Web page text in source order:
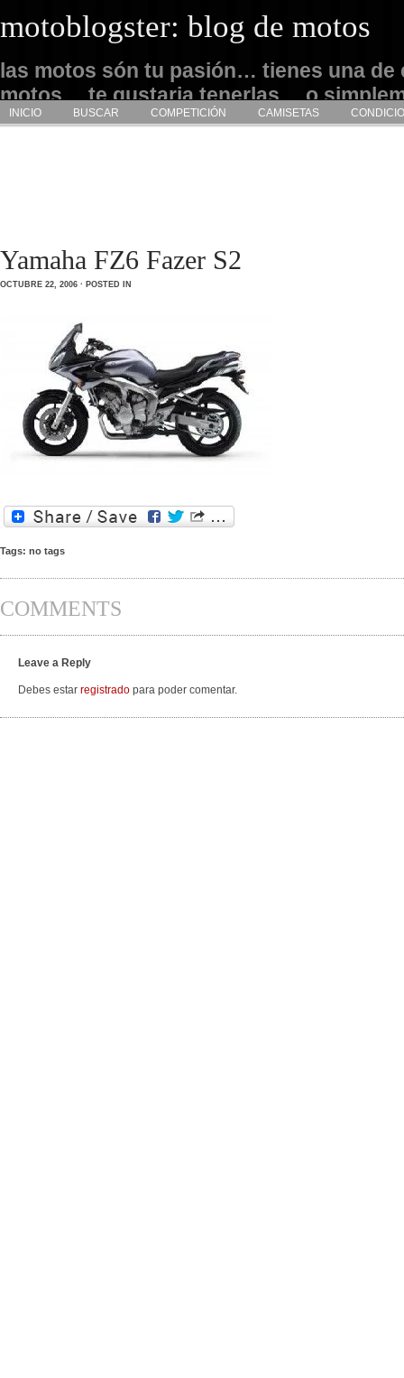
motoblogster: blog de motos
las motos són tu pasión… tienes una de
motos… te gustaria tenerlas… o
admirarlas… este es tu sitio
INICIO BUSCAR COMPETICIÓN CAMISETAS
Yamaha FZ6 Fazer S2
OCTUBRE 22, 2006 · POSTED IN
Tags: no tags
COMMENTS
Leave a Reply
Debes estar registrado para poder comentar.